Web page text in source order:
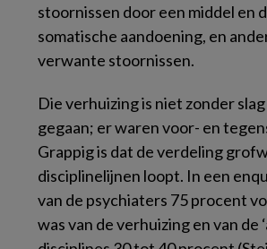
stoornissen door een middel en
somatische aandoening, en
verwante stoornissen.
Die verhuizing is niet zonder
gegaan; er waren voor- en
Grappig is dat de verdeling
disciplinelijnen loopt. In een
van de psychiaters 75 procent
was van de verhuizing en van de